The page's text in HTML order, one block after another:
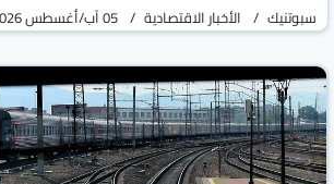
سبوتنيك الأخبار الاقتصادية 05 آب/أغسطس 2026